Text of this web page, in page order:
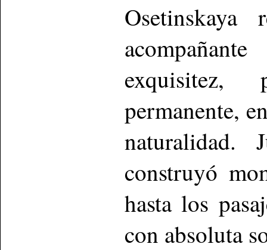
permanente,
construyó
hasta los
con absoluta